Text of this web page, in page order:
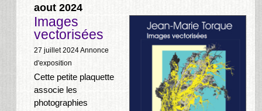
aout 2024
Images
vectorisées
27 juillet 2024Annonce
d'exposition
Cette petite plaquette
associe les
photographies